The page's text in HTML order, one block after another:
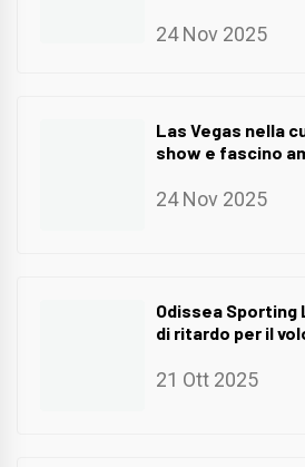
24 Nov 2025
Las Vegas nella
show e fascino
24 Nov 2025
Odissea
di ritardo per il
21 Ott 2025